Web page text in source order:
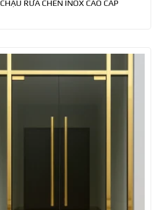
CHẬU RỬA CHÉN INOX CAO CẤP